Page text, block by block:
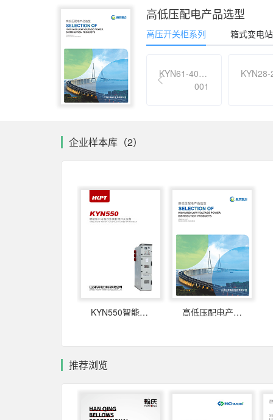
高低压配电产品选型
高压开关柜系列 箱式变电
KYN61-40.5铠装金属封闭开关设备
001
企业样本库（2）
KYN550智能型户内高压金属封闭开关设备 高低压配电产品选型
推荐浏览